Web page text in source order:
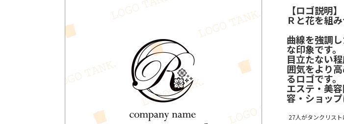
【ロゴ説明】
Ｒと花を組
曲線を強調
な印象です。
目立たない
囲気をより
るロゴです。
エステ・美
容・ショップ
27人がタンクリス